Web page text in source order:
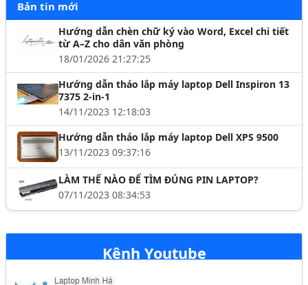
Bản tin mới
Hướng dẫn chèn chữ ký vào Word, Excel chi tiết
từ A–Z cho dân văn phòng
18/01/2026 21:27:25
Hướng dẫn tháo lắp máy laptop Dell Inspiron 13
7375 2-in-1
14/11/2023 12:18:03
Hướng dẫn tháo lắp máy laptop Dell XPS 9500
13/11/2023 09:37:16
LÀM THẾ NÀO ĐỂ TÌM ĐÚNG PIN LAPTOP?
07/11/2023 08:34:53
Kênh Youtube